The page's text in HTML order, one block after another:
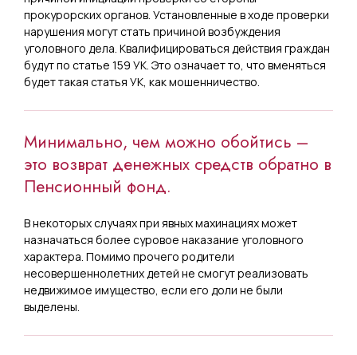
прокурорских органов. Установленные в ходе проверки
нарушения могут стать причиной возбуждения
уголовного дела. Квалифицироваться действия граждан
будут по статье 159 УК. Это означает то, что вменяться
будет такая статья УК, как мошенничество.
Минимально, чем можно обойтись –
это возврат денежных средств обратно в
Пенсионный фонд.
В некоторых случаях при явных махинациях может
назначаться более суровое наказание уголовного
характера. Помимо прочего родители
несовершеннолетних детей не смогут реализовать
недвижимое имущество, если его доли не были
выделены.